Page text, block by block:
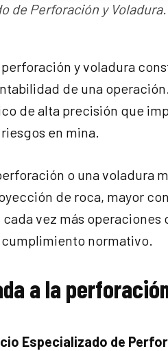
de Perforación y Voladura.
y voladura
de una
de alta precisión que
en mina.
o una voladura
de roca, mayor
vez más
normativo.
a la
Especializado de